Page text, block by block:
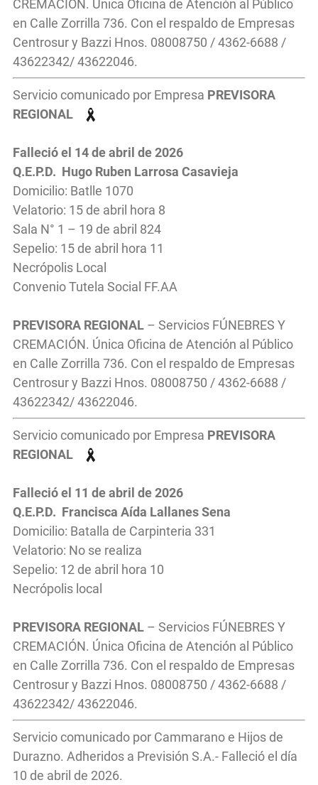
CREMACIÓN. Única Oficina de Atención al Público
en Calle Zorrilla 736. Con el respaldo de Empresas
Centrosur y Bazzi Hnos. 08008750 / 4362-6688 /
43622342/ 43622046.
Servicio comunicado por Empresa PREVISORA
REGIONAL
Falleció el 14de abril de 2026
Q.E.P.D. Hugo Ruben Larrosa Casavieja
Domicilio: Batlle 1070
Velatorio: 15 de abril hora 8
Sala N° 1 – 19 de abril 824
Sepelio: 15 de abril hora 11
Necrópolis Local
Convenio Tutela Social FF.AA
PREVISORA REGIONAL – Servicios FÚNEBRES Y
CREMACIÓN. Única Oficina de Atención al Público
en Calle Zorrilla 736. Con el respaldo de Empresas
Centrosur y Bazzi Hnos. 08008750 / 4362-6688 /
43622342/ 43622046.
Servicio comunicado por Empresa PREVISORA
REGIONAL
Falleció el 11 de abril de 2026
Q.E.P.D. Francisca Aída Lallanes Sena
Domicilio: Batalla de Carpinteria 331
Velatorio: No se realiza
Sepelio: 12 de abril hora 10
Necrópolis local
PREVISORA REGIONAL – Servicios FÚNEBRES Y
CREMACIÓN. Única Oficina de Atención al Público
en Calle Zorrilla 736. Con el respaldo de Empresas
Centrosur y Bazzi Hnos. 08008750 / 4362-6688 /
43622342/ 43622046.
Servicio comunicado por Cammarano e Hijos de
Durazno. Adheridos a Previsión S.A.- Falleció el día
10 de abril de 2026.